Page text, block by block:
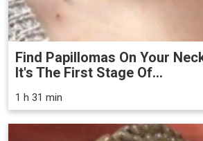
Find Papillomas On Your
It's The First Stage Of...
1 h 31 min